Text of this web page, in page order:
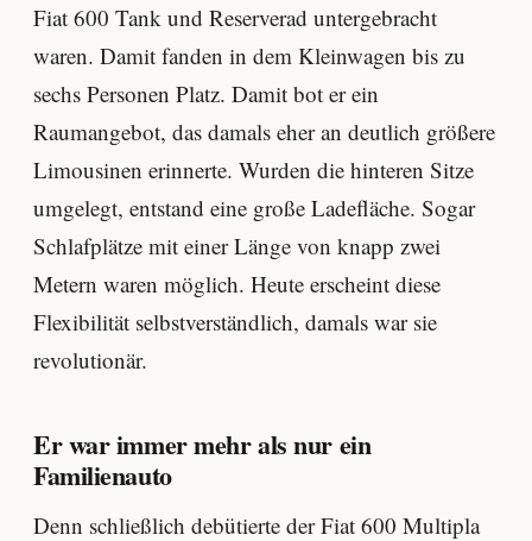
Fiat 600 Tank und Reserverad untergebracht
waren. Damit fanden in dem Kleinwagen bis zu
sechs Personen Platz. Damit bot er ein
Raumangebot, das damals eher an deutlich größere
Limousinen erinnerte. Wurden die hinteren Sitze
umgelegt, entstand eine große Ladefläche. Sogar
Schlafplätze mit einer Länge von knapp zwei
Metern waren möglich. Heute erscheint diese
Flexibilität selbstverständlich, damals war sie
revolutionär.
Er war immer mehr als nur ein
Familienauto
Denn schließlich debütierte der Fiat 600 Multipla